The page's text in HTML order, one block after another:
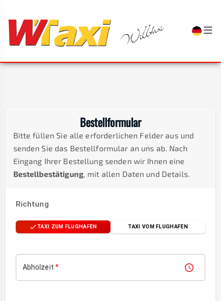
Bestellformular
Bitte füllen Sie alle erforderlichen Felder aus und
senden Sie das Bestellformular an uns ab. Nach
Eingang Ihrer Bestellung senden wir Ihnen eine
Bestellbestätigung, mit allen Daten und Details.
Richtung
TAXI ZUM FLUGHAFEN TAXI VOM FLUGHAFEN
Abholzeit *